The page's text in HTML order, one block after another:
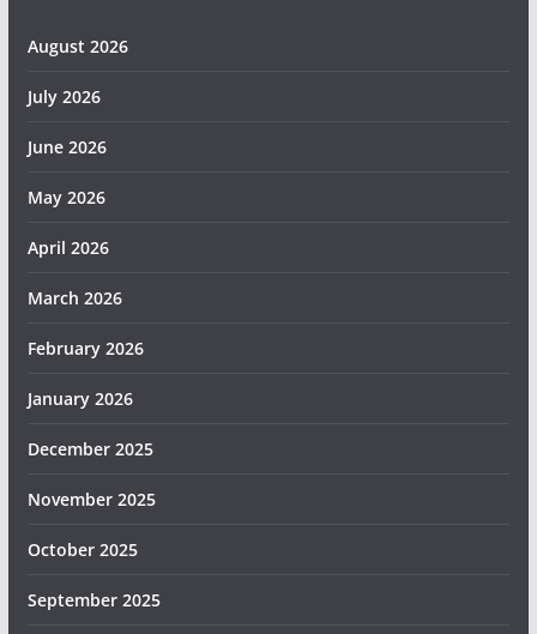
August 2026
July 2026
June 2026
May 2026
April 2026
March 2026
February 2026
January 2026
December 2025
November 2025
October 2025
September 2025